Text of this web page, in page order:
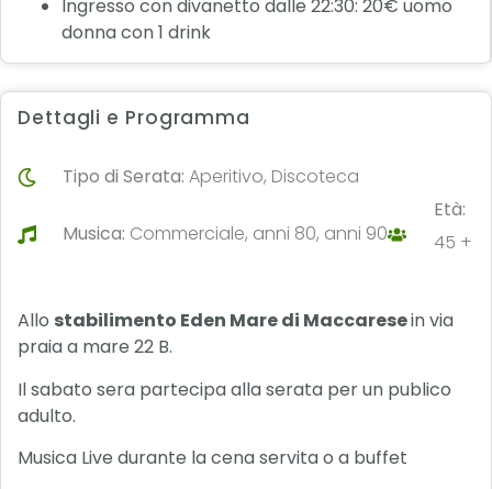
Ingresso con divanetto dalle 22:30: 20€ uomo
donna con 1 drink
Dettagli e Programma
Tipo di Serata:Aperitivo, Discoteca
Musica: Commerciale, anni 80, anni 90
Età:
45 +
Allo stabilimento Eden Mare di Maccaresein via
praia a mare 22 B.
Il sabato sera partecipa alla serata per un publico
adulto.
Musica Live durante la cena servita o a buffet